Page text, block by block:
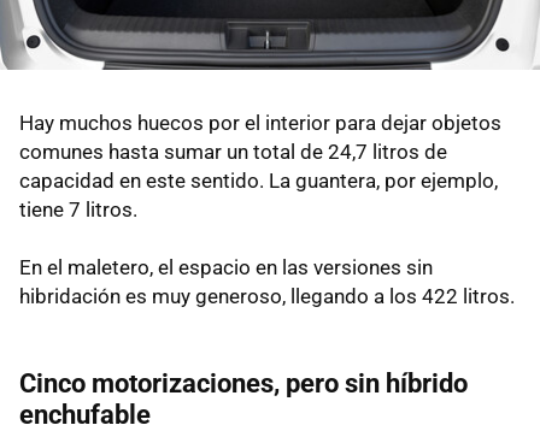
Hay muchos huecos por el interior para dejar objetos
comunes hasta sumar un total de 24,7 litros de
capacidad en este sentido. La guantera, por ejemplo,
tiene 7 litros.
En el maletero, el espacio en las versiones sin
hibridación es muy generoso, llegando a los 422 litros.
Cinco motorizaciones, pero sin híbrido
enchufable